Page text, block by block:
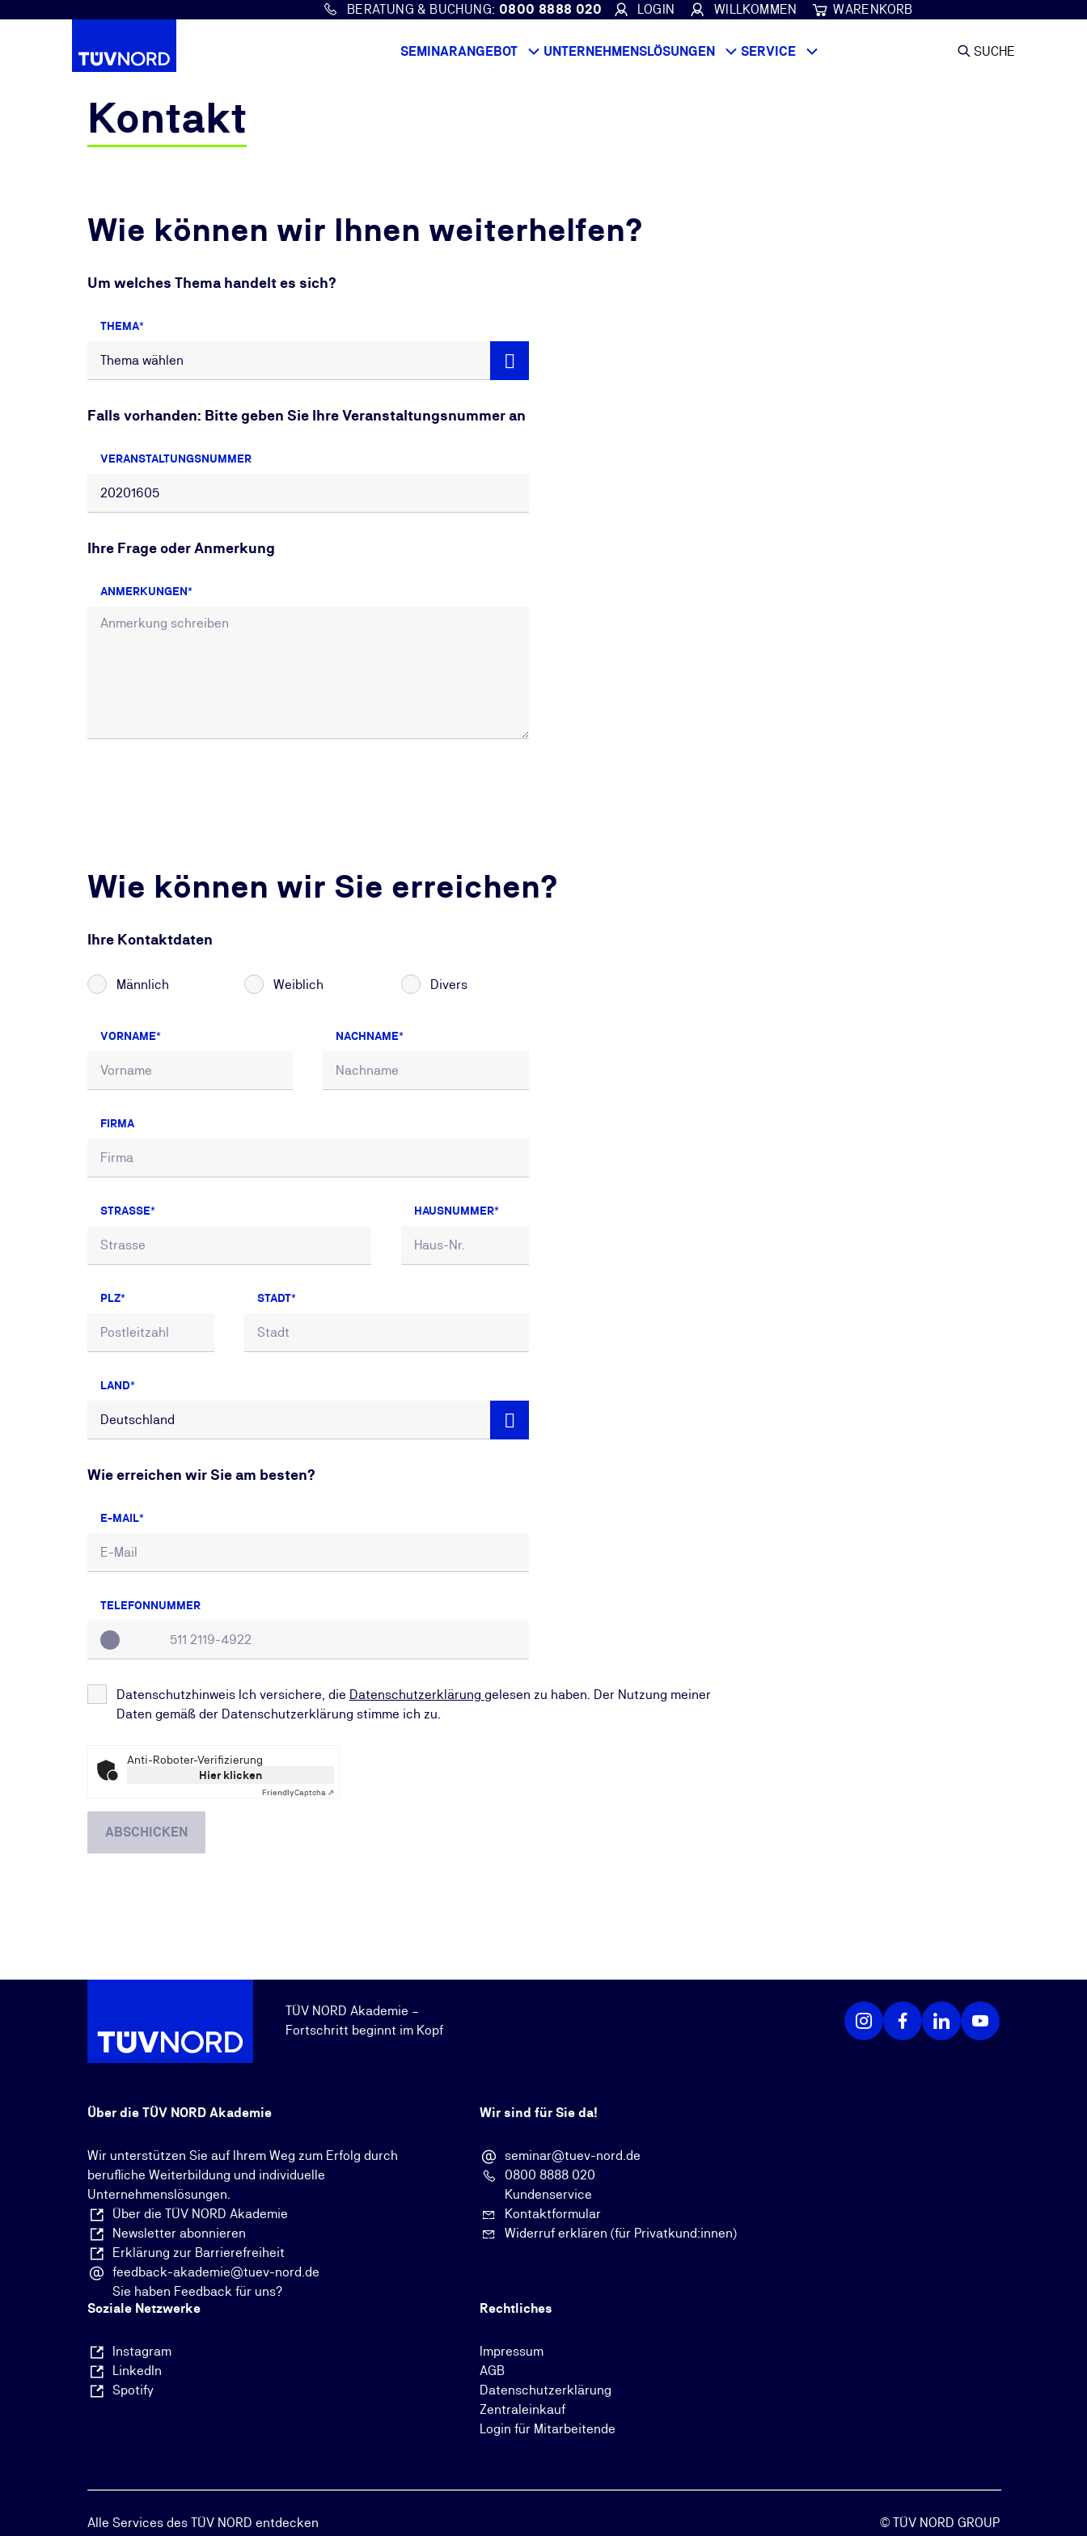
Springe zum Hauptinhalt
BERATUNG & BUCHUNG: 0800 8888 020 LOGIN WILLKOMMEN WARENKORB
SEMINARANGEBOT UNTERNEHMENSLÖSUNGEN SERVICE SUCHE
Kontakt
Wie können wir Ihnen weiterhelfen?
Um welches Thema handelt es sich?
THEMA
Falls vorhanden: Bitte geben Sie Ihre Veranstaltungsnummer an
VERANSTALTUNGSNUMMER
Ihre Frage oder Anmerkung
ANMERKUNGEN
Wie können wir Sie erreichen?
Ihre Kontaktdaten
Männlich Weiblich Divers
VORNAME NACHNAME
FIRMA
STRASSE HAUSNUMMER
PLZ STADT
LAND
Wie erreichen wir Sie am besten?
E-MAIL
TELEFONNUMMER
Datenschutzhinweis Ich versichere, die Datenschutzerklärung gelesen zu haben. Der Nutzung meiner
Daten gemäß der Datenschutzerklärung stimme ich zu.
Anti-Roboter-Verifizierung
Hier klicken
FriendlyCaptcha ⇗
ABSCHICKEN
TÜV NORD Akademie –
Fortschritt beginnt im Kopf
Über die TÜV NORD Akademie
Wir unterstützen Sie auf Ihrem Weg zum Erfolg durch
berufliche Weiterbildung und individuelle
Unternehmenslösungen.
Über die TÜV NORD Akademie
Newsletter abonnieren
Erklärung zur Barrierefreiheit
feedback-akademie@tuev-nord.de
Sie haben Feedback für uns?
Soziale Netzwerke
Instagram
LinkedIn
Spotify
Wir sind für Sie da!
seminar@tuev-nord.de
0800 8888 020
Kundenservice
Kontaktformular
Widerruf erklären (für Privatkund:innen)
Rechtliches
Impressum
AGB
Datenschutzerklärung
Zentraleinkauf
Login für Mitarbeitende
Alle Services des TÜV NORD entdecken © TÜV NORD GROUP